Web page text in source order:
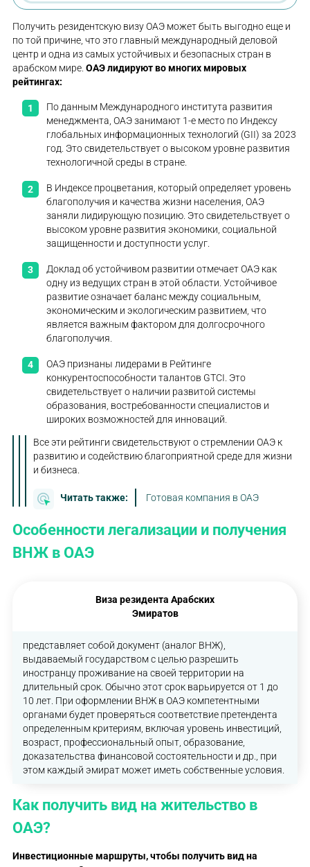
Получить резидентскую визу ОАЭ может быть выгодно еще и
по той причине, что это главный международный деловой
центр и одна из самых устойчивых и безопасных стран в
арабском мире. ОАЭ лидируют во многих мировых
рейтингах:
По данным Международного института развития
менеджмента, ОАЭ занимают 1-е место по Индексу
глобальных информационных технологий (GII) за 2023
год. Это свидетельствует о высоком уровне развития
технологичной среды в стране.
В Индексе процветания, который определяет уровень
благополучия и качества жизни населения, ОАЭ
заняли лидирующую позицию. Это свидетельствует о
высоком уровне развития экономики, социальной
защищенности и доступности услуг.
Доклад об устойчивом развитии отмечает ОАЭ как
одну из ведущих стран в этой области. Устойчивое
развитие означает баланс между социальным,
экономическим и экологическим развитием, что
является важным фактором для долгосрочного
благополучия.
ОАЭ признаны лидерами в Рейтинге
конкурентоспособности талантов GTCI. Это
свидетельствует о наличии развитой системы
образования, востребованности специалистов и
широких возможностей для инноваций.
Все эти рейтинги свидетельствуют о стремлении ОАЭ к
развитию и содействию благоприятной среде для жизни
и бизнеса.
Читать также: Готовая компания в ОАЭ
Особенности легализации и получения
ВНЖ в ОАЭ
Виза резидента Арабских
Эмиратов
представляет собой документ (аналог ВНЖ),
выдаваемый государством с целью разрешить
иностранцу проживание на своей территории на
длительный срок. Обычно этот срок варьируется от 1 до
10 лет. При оформлении ВНЖ в ОАЭ компетентными
органами будет проверяться соответствие претендента
определенным критериям, включая уровень инвестиций,
возраст, профессиональный опыт, образование,
доказательства финансовой состоятельности и др., при
этом каждый эмират может иметь собственные условия.
Как получить вид на жительство в
ОАЭ?
Инвестиционные маршруты, чтобыполучить вид на